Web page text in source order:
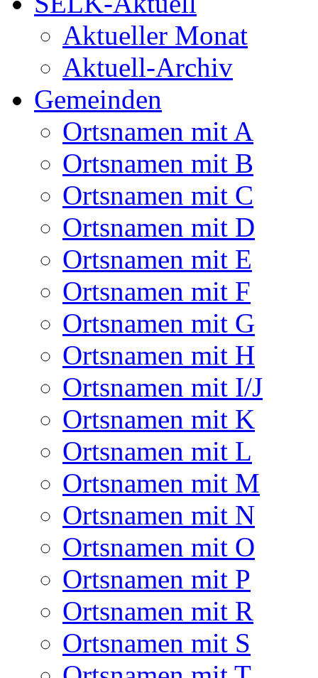
Aktueller Monat
Aktuell-Archiv
Gemeinden
Ortsnamen mit A
Ortsnamen mit B
Ortsnamen mit C
Ortsnamen mit D
Ortsnamen mit E
Ortsnamen mit F
Ortsnamen mit G
Ortsnamen mit H
Ortsnamen mit I/J
Ortsnamen mit K
Ortsnamen mit L
Ortsnamen mit M
Ortsnamen mit N
Ortsnamen mit O
Ortsnamen mit P
Ortsnamen mit R
Ortsnamen mit S